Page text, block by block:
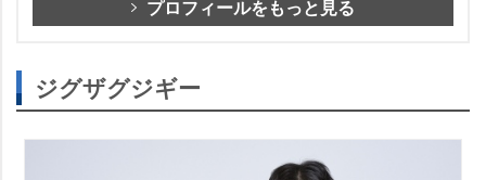
プロフィールをもっと見る
ジグザグジギー